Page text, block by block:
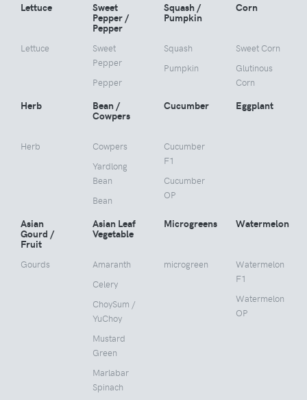
Lettuce
Lettuce
Sweet
Pepper /
Pepper
Sweet
Pepper
Pepper
Squash /
Pumpkin
Squash
Pumpkin
Corn
Sweet Corn
Glutinous
Corn
Herb
Herb
Bean /
Cowpers
Cowpers
Yardlong
Bean
Bean
Cucumber
Cucumber
F1
Cucumber
OP
Eggplant
Asian
Gourd /
Fruit
Gourds
Asian Leaf
Vegetable
Amaranth
Celery
ChoySum /
YuChoy
Mustard
Green
Marlabar
Spinach
Microgreens
microgreen
Watermelon
Watermelon
F1
Watermelon
OP